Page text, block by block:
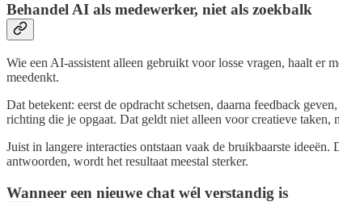
Behandel AI als medewerker, niet als zoekbalk
Wie een AI-assistent alleen gebruikt voor losse vragen, haalt er
meedenkt.
Dat betekent: eerst de opdracht schetsen, daarna feedback
richting die je opgaat. Dat geldt niet alleen voor creatieve
Juist in langere interacties ontstaan vaak de bruikbaarste
antwoorden, wordt het resultaat meestal sterker.
Wanneer een nieuwe chat wél verstandig is